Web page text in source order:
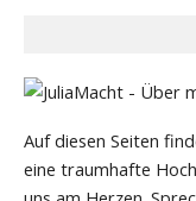
Auf diesen Seiten
eine traumhafte